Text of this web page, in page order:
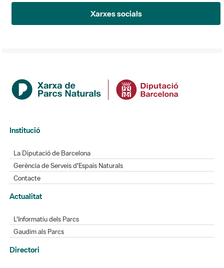
Xarxes socials
Institució
La Diputació de Barcelona
Gerència de Serveis d'Espais Naturals
Contacte
Actualitat
L'Informatiu dels Parcs
Gaudim als Parcs
Directori